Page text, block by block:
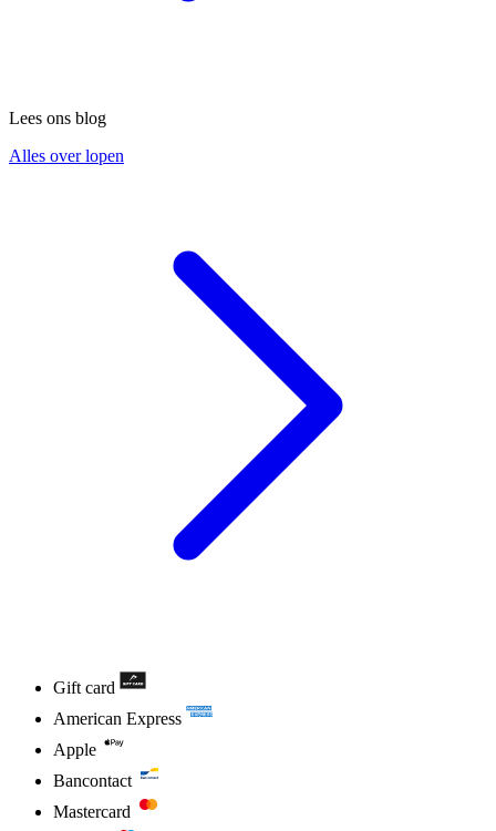
Lees ons blog
Alles over lopen
Gift card
American Express
Apple
Bancontact
Mastercard